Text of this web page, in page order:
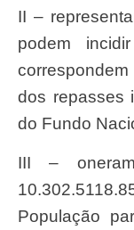
II – representam um valor bruto, sobre o qual
podem
dos repasses
do Fundo
III – oneram o Programa de Trabalho
População